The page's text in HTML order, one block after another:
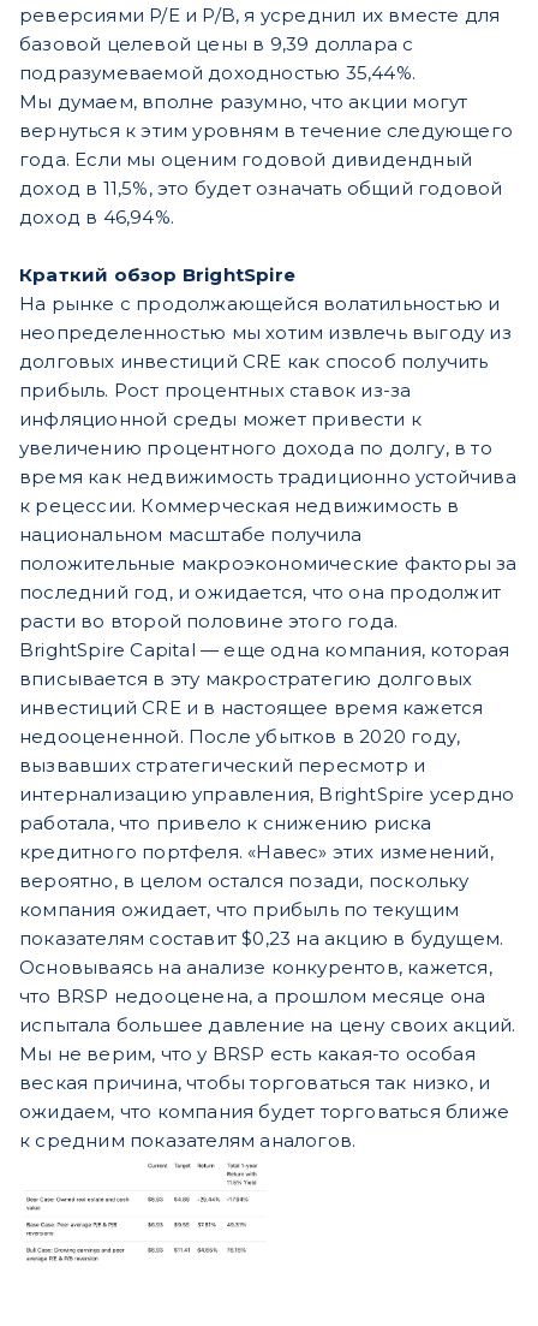
реверсиями P/E и P/B, я усреднил их вместе для
базовой целевой цены в 9,39 доллара с
подразумеваемой доходностью 35,44%.
Мы думаем, вполне разумно, что акции могут
вернуться к этим уровням в течение следующего
года. Если мы оценим годовой дивидендный
доход в 11,5%, это будет означать общий годовой
доход в 46,94%.
Краткий обзор BrightSpire
На рынке с продолжающейся волатильностью и
неопределенностью мы хотим извлечь выгоду из
долговых инвестиций CRE как способ получить
прибыль. Рост процентных ставок из-за
инфляционной среды может привести к
увеличению процентного дохода по долгу, в то
время как недвижимость традиционно устойчива
к рецессии. Коммерческая недвижимость в
национальном масштабе получила
положительные макроэкономические факторы за
последний год, и ожидается, что она продолжит
расти во второй половине этого года.
BrightSpire Capital — еще одна компания, которая
вписывается в эту макростратегию долговых
инвестиций CRE и в настоящее время кажется
недооцененной. После убытков в 2020 году,
вызвавших стратегический пересмотр и
интернализацию управления, BrightSpire усердно
работала, что привело к снижению риска
кредитного портфеля. «Навес» этих изменений,
вероятно, в целом остался позади, поскольку
компания ожидает, что прибыль по текущим
показателям составит $0,23 на акцию в будущем.
Основываясь на анализе конкурентов, кажется,
что BRSP недооценена, а прошлом месяце она
испытала большее давление на цену своих акций.
Мы не верим, что у BRSP есть какая-то особая
веская причина, чтобы торговаться так низко, и
ожидаем, что компания будет торговаться ближе
к средним показателям аналогов.